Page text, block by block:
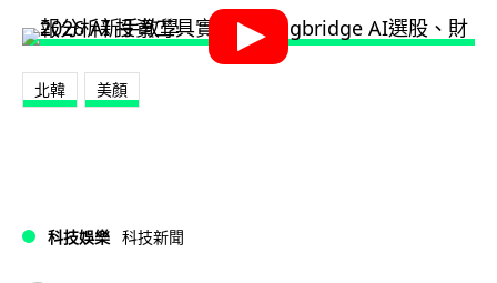
北韓 美顏
科技娛樂 科技新聞